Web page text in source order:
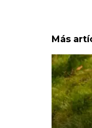
Más